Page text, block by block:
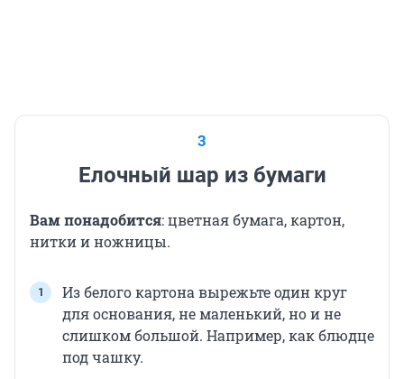
3
Елочный шар из бумаги
Вам понадобится: цветная бумага, картон,
нитки и ножницы.
Из белого картона вырежьте один круг
для основания, не маленький, но и не
слишком большой. Например, как блюдце
под чашку.